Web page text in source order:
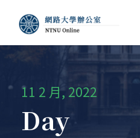
11 2 月, 2022
Day